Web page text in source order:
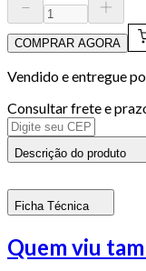
COMPRAR AGORA
Vendido e entregue
Consultar frete e
Descrição do produto
Ficha Técnica
Quem viu